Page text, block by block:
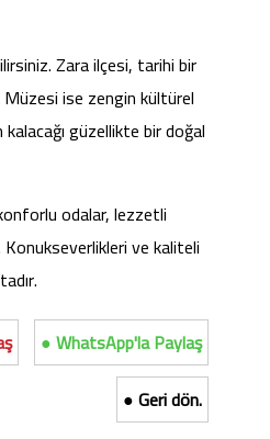
Zara ilçesi, tarihi bir
ise zengin kültürel
güzellikte bir doğal
odalar, lezzetli
ve kaliteli
● WhatsApp'la Paylaş
● Geri dön.